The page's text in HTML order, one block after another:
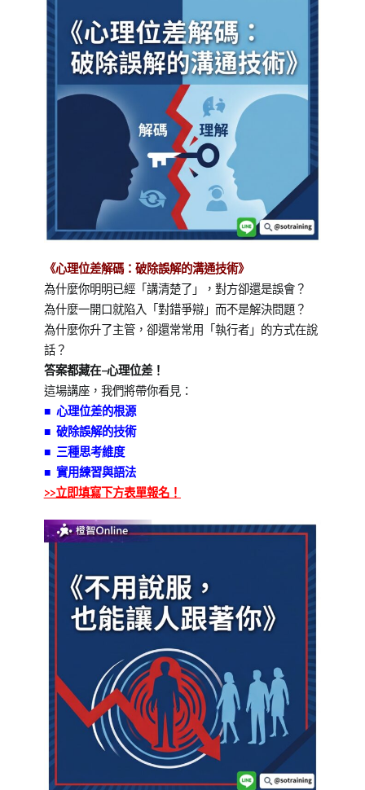
《心理位差解碼：破除誤解的溝通技術》
為什麼你明明已經「講清楚了」，對方卻還是誤會？
為什麼一開口就陷入「對錯爭辯」而不是解決問題？
為什麼你升了主管，卻還常常用「執行者」的方式在說
話？
答案都藏在—心理位差！
這場講座，我們將帶你看見：
■ 心理位差的根源
■ 破除誤解的技術
■ 三種思考維度
■ 實用練習與語法
>>立即填寫下方表單報名！